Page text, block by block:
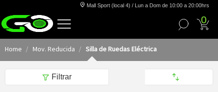
Mall Sport (local 4) / Lun a Dom de 10:00 a 20:00hrs
0
Home Mov. Reducida Silla de Ruedas Eléctrica
Filtrar